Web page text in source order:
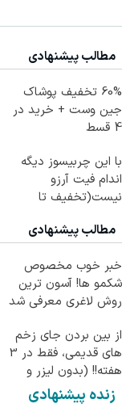
مطالب پیشنهادی
60% تخفیف پوشاک
جین وست + خرید در
4 قسط
با این چربیسوز دیگه
اندام فیت آرزو
نیست(تخفیف تا
مطالب پیشنهادی
خبر خوب مخصوص
شکمو ها! آسون ترین
روش لاغری معرفی شد
از بین بردن جای زخم
های قدیمی، فقط در 3
هفته!! (بدون لیزر و
جراحی)
زنده پیشنهادی